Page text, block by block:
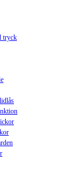
tryck